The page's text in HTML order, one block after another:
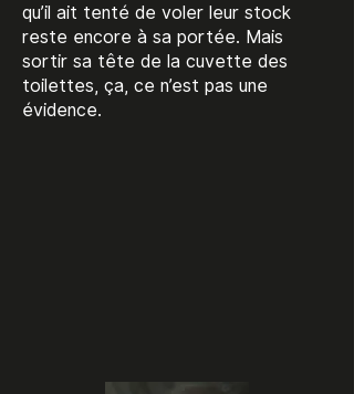
qu’il ait tenté de voler leur stock
reste encore à sa portée. Mais
sortir sa tête de la cuvette des
toilettes, ça, ce n’est pas une
évidence.